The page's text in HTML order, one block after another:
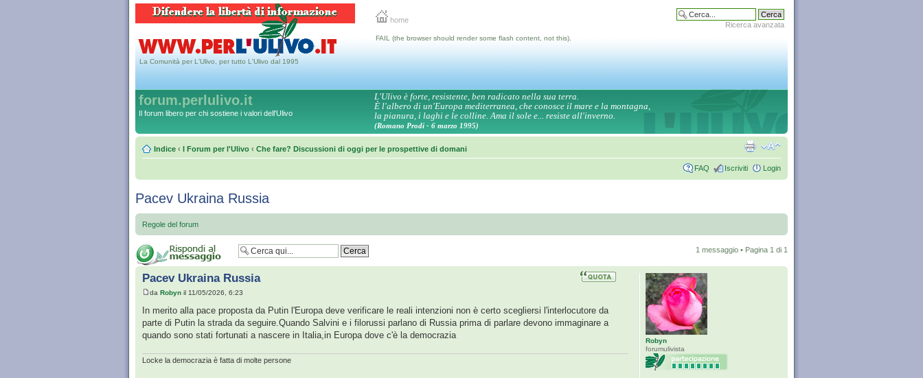
home
Ricerca avanzata
La Comunità per L'Ulivo, per tutto L'Ulivo dal 1995
FAIL (the browser should render some flash content, not this).
forum.perlulivo.it
Il forum libero per chi sostiene i valori dell'Ulivo
L'Ulivo è forte, resistente, ben radicato nella sua terra.
È l'albero di un'Europa mediterranea, che conosce il mare e la montagna,
la pianura, i laghi e le colline. Ama il sole e... resiste all'inverno.
(Romano Prodi - 6 marzo 1995)
Indice ‹ I Forum per l'Ulivo ‹ Che fare? Discussioni di oggi per le prospettive di domani
FAQ Iscriviti Login
Pacev Ukraina Russia
Regole del forum
1 messaggio • Pagina 1 di 1
Pacev Ukraina Russia
da Robyn il 11/05/2026, 6:23
In merito alla pace proposta da Putin l'Europa deve verificare le reali intenzioni non è certo scegliersi l'interlocutore da
parte di Putin la strada da seguire.Quando Salvini e i filorussi parlano di Russia prima di parlare devono immaginare a
quando sono stati fortunati a nascere in Italia,in Europa dove c'è la democrazia
Locke la democrazia è fatta di molte persone
Robyn
forumulivista